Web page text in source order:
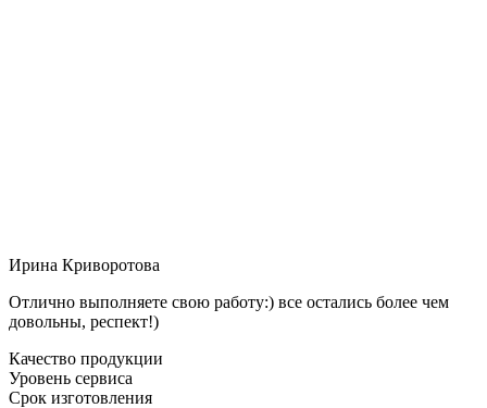
Ирина Криворотова
Отлично выполняете свою работу:) все остались более чем
довольны, респект!)
Качество продукции
Уровень сервиса
Срок изготовления